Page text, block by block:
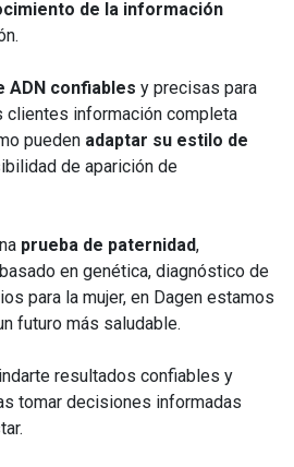
de la información
ADN confiables y precisas para
clientes información completa
pueden adaptar su estilo de
de aparición de
prueba de paternidad,
en genética, diagnóstico de
para la mujer, en Dagen estamos
futuro más saludable.
resultados confiables y
tomar decisiones informadas